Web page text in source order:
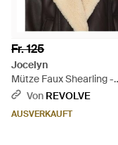
Fr. 125
Jocelyn
Mütze Faux Shearling -
Mehrfarbig
Von REVOLVE
AUSVERKAUFT